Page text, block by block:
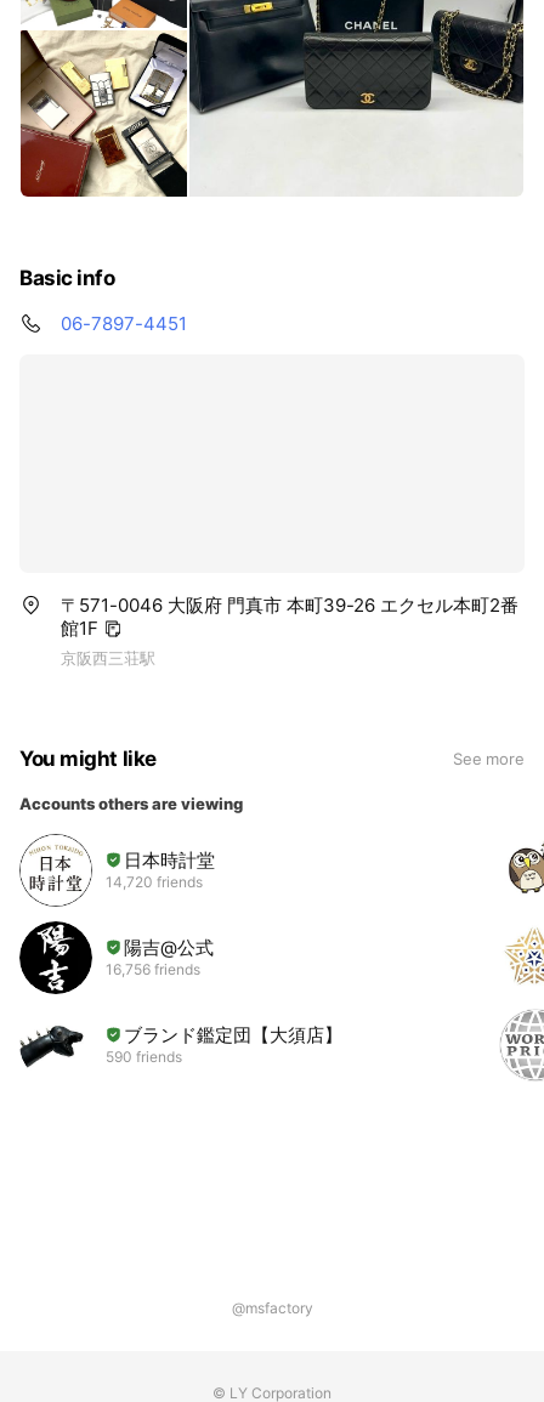
Basic info
06-7897-4451
〒571-0046 大阪府 門真市 本町39-26 エクセル本町2番
館1F
京阪西三荘駅
You might like See more
Accounts others are viewing
日本時計堂
14,720 friends
陽吉@公式
16,756 friends
ブランド鑑定団【大須店】
590 friends
@msfactory
© LY Corporation